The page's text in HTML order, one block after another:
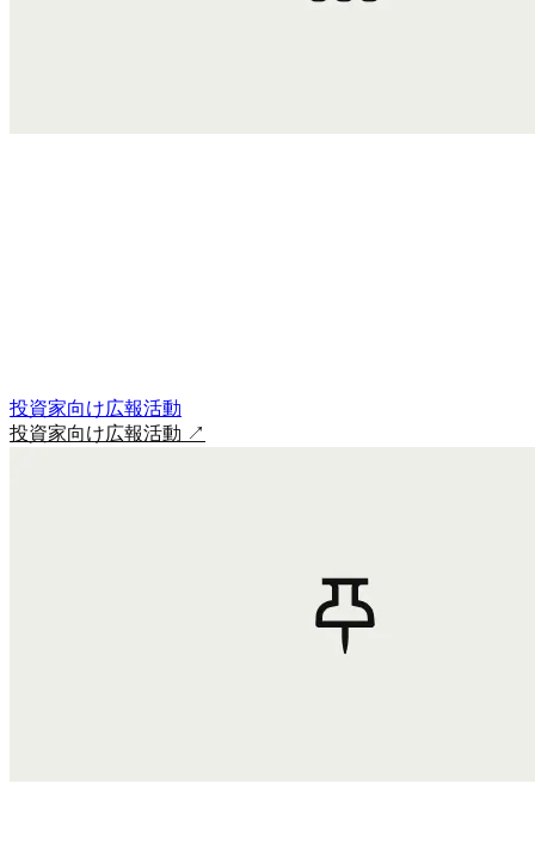
投資家向け広報活動
投資家向け広報活動 ↗